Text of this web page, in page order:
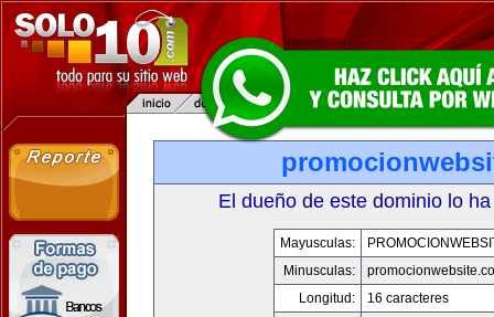
El dueño de este dominio lo
Mayusculas:
Minusculas:
Longitud:
16 caracteres